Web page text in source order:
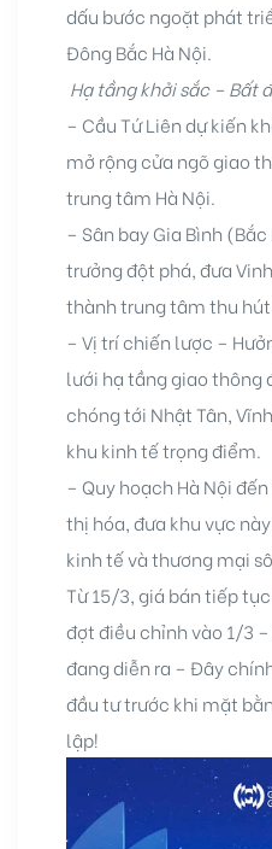
dấu bước ngoặt phát
Đông Bắc Hà Nội.
Hạ tầng khởi sắc – Bất
– Cầu Tứ Liên dự kiến
mở rộng cửa ngõ giao
trung tâm Hà Nội.
– Sân bay Gia Bình
trưởng đột phá, đưa
thành trung tâm thu
– Vị trí chiến lược –
lưới hạ tầng giao thông
chóng tới Nhật Tân,
khu kinh tế trọng điểm.
– Quy hoạch Hà Nội
thị hóa, đưa khu vực
kinh tế và thương mại
Từ 15/3, giá bán tiếp
đợt điều chỉnh vào 1/3
đang diễn ra – Đây
đầu tư trước khi mặt
lập!